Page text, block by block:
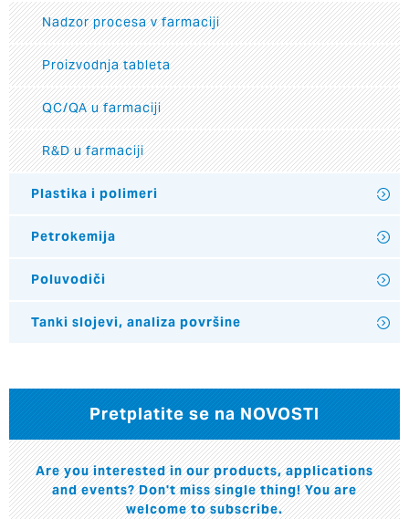
Nadzor procesa v farmaciji
Proizvodnja tableta
QC/QA u farmaciji
R&D u farmaciji
Plastika i polimeri
Petrokemija
Poluvodiči
Tanki slojevi, analiza površine
Pretplatite se na NOVOSTI
Are you interested in our products, applications
and events? Don't miss single thing! You are
welcome to subscribe.